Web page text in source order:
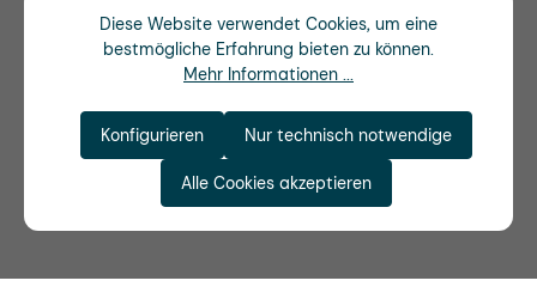
Diese Website verwendet Cookies, um eine
bestmögliche Erfahrung bieten zu können.
Mehr Informationen ...
Nur technisch notwendige
Konfigurieren
Alle Cookies akzeptieren